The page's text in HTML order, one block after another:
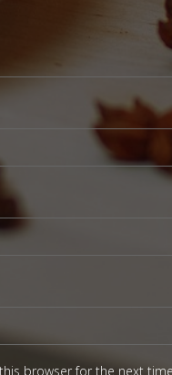
browser for the next